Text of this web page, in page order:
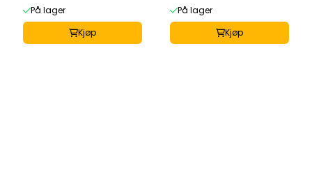
På lager
Kjøp
På lager
Kjøp